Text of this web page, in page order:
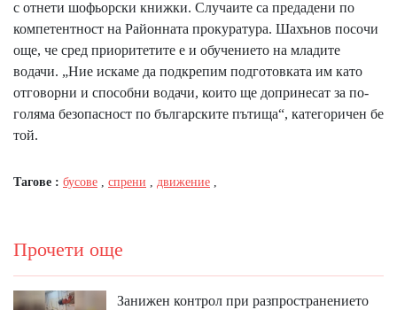
с отнети шофьорски книжки. Случаите са предадени по
компетентност на Районната прокуратура. Шахънов посочи
още, че сред приоритетите е и обучението на младите
водачи. „Ние искаме да подкрепим подготовката им като
отговорни и способни водачи, които ще допринесат за по-
голяма безопасност по българските пътища“, категоричен бе
той.
Тагове : бусове , спрени , движение ,
Прочети още
Занижен контрол при разпространението